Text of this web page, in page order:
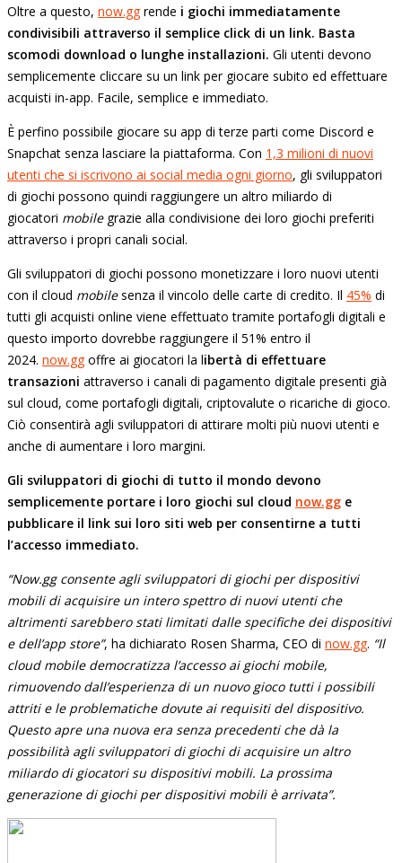
Oltre a questo, now.ggrende i giochi immediatamente
condivisibili attraverso il semplice click di un link. Basta
scomodi download o lunghe installazioni. Gli utenti devono
semplicemente cliccare su un link per giocare subito ed effettuare
acquisti in-app. Facile, semplice e immediato.
È perfino possibile giocare su app di terze parti come Discord e
Snapchat senza lasciare la piattaforma. Con 1,3 milioni di nuovi
utenti che si iscrivono ai social media ogni giorno, gli sviluppatori
di giochi possono quindi raggiungere un altro miliardo di
giocatori mobilegrazie alla condivisione dei loro giochi preferiti
attraverso i propri canali social.
Gli sviluppatori di giochi possono monetizzare i loro nuovi utenti
con il cloud mobilesenza il vincolo delle carte di credito. Il 45% di
tutti gli acquisti online viene effettuato tramite portafogli digitali e
questo importo dovrebbe raggiungere il 51% entro il
2024. now.ggoffre ai giocatori la libertà di effettuare
transazioni attraverso i canali di pagamento digitale presenti già
sul cloud, come portafogli digitali, criptovalute o ricariche di gioco.
Ciò consentirà agli sviluppatori di attirare molti più nuovi utenti e
anche di aumentare i loro margini.
Gli sviluppatori di giochi di tutto il mondo devono
semplicemente portare i loro giochi sul cloud now.gg e
pubblicare il link sui loro siti web per consentirne a tutti
l’accesso immediato.
“Now.gg consente agli sviluppatori di giochi per dispositivi
mobili di acquisire un intero spettro di nuovi utenti che
altrimenti sarebbero stati limitati dalle specifiche dei dispositivi
e dell’app store”, ha dichiarato Rosen Sharma, CEO di now.gg. “Il
cloud mobile democratizza l’accesso ai giochi mobile,
rimuovendo dall’esperienza di un nuovo gioco tutti i possibili
attriti e le problematiche dovute ai requisiti del dispositivo.
Questo apre una nuova era senza precedenti che dà la
possibilità agli sviluppatori di giochi di acquisire un altro
miliardo di giocatori su dispositivi mobili. La prossima
generazione di giochi per dispositivi mobili è arrivata”.